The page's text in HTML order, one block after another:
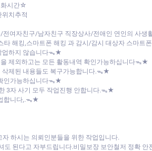
화시간☆
치추적
여자친구/남자친구 직장상사/전애인 연인의 사생
타 해킹,스마트폰 해킹 과 감시/감시 대상자 스마
업하지 않습니다ᯓ★
제외하고는 모든 활동내역 확인가능하십니다ᯓ★
삭제된 내용들도 복구가능합니다.ᯓ★
인가능하십니다ᯓ★
3자 사기 모두 작업진행 안합니다.ᯓ★
합니다,.ᯓ★
하시는 의뢰인분들을 위한 작업입니다.
된다고 자부드립니다.비밀보장 보안철저 정확 안